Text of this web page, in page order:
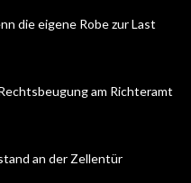
die eigene Robe zur Last
am Richteramt
an der Zellentür